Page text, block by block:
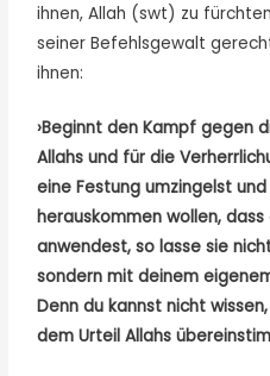
ihnen, Allah (swt) zu
seiner Befehlsgewalt
ihnen:
›Beginnt den Kampf gegen
Allahs und für die
eine Festung umzingelst
herauskommen wollen,
anwendest, so lasse sie
sondern mit deinem
Denn du kannst nicht
dem Urteil Allahs